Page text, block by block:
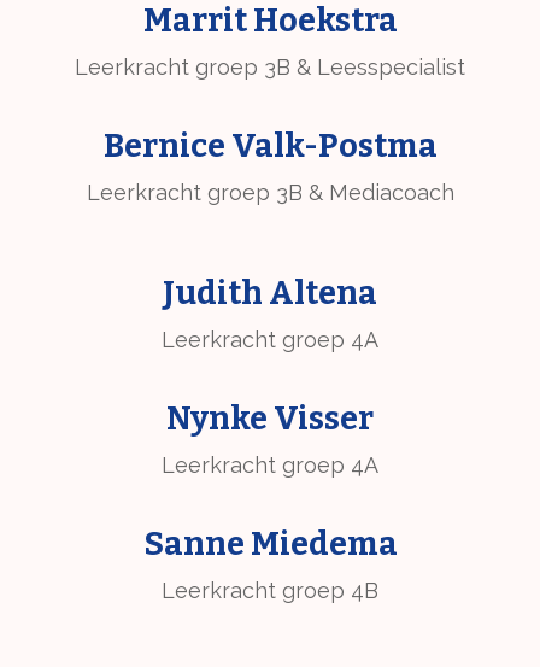
Marrit Hoekstra
Leerkracht groep 3B & Leesspecialist
Bernice Valk-Postma
Leerkracht groep 3B & Mediacoach
Judith Altena
Leerkracht groep 4A
Nynke Visser
Leerkracht groep 4A
Sanne Miedema
Leerkracht groep 4B